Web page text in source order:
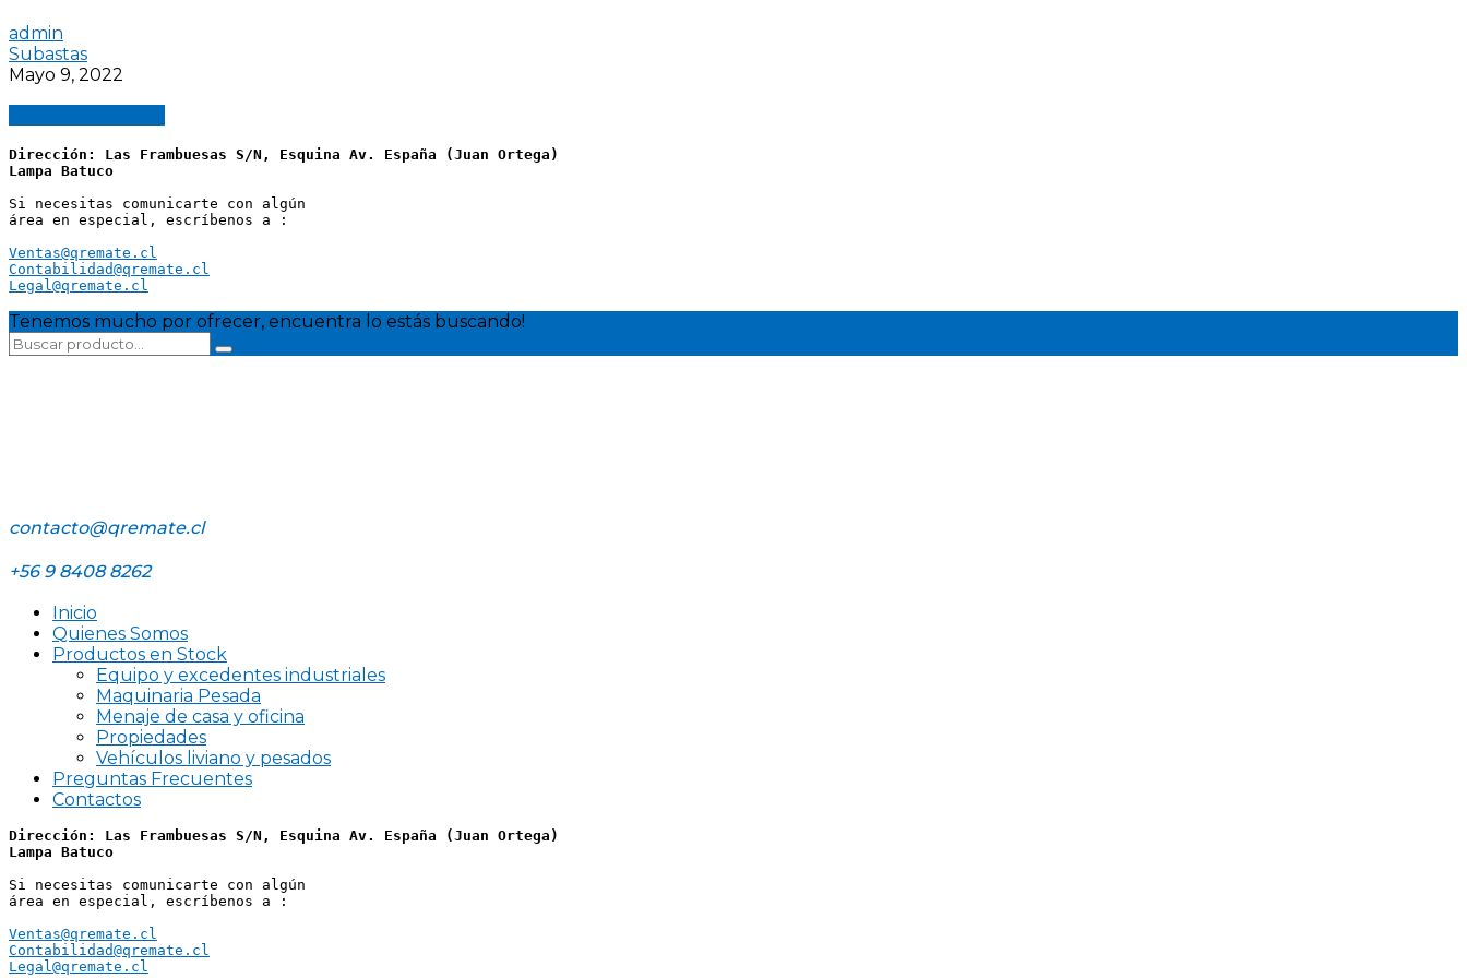
admin
Subastas
Mayo 9, 2022
Dirección: Las Frambuesas S/N, Esquina Av. España (Juan Ortega)
Lampa Batuco
Si necesitas comunicarte con algún
área en especial, escríbenos a :
Ventas@qremate.cl
Contabilidad@qremate.cl
Legal@qremate.cl
Tenemos mucho por ofrecer, encuentra lo estás buscando!
contacto@qremate.cl
+56 9 8408 8262
Inicio
Quienes Somos
Productos en Stock
Equipo y excedentes industriales
Maquinaria Pesada
Menaje de casa y oficina
Propiedades
Vehículos liviano y pesados
Preguntas Frecuentes
Contactos
Dirección: Las Frambuesas S/N, Esquina Av. España (Juan Ortega)
Lampa Batuco
Si necesitas comunicarte con algún
área en especial, escríbenos a :
Ventas@qremate.cl
Contabilidad@qremate.cl
Legal@qremate.cl